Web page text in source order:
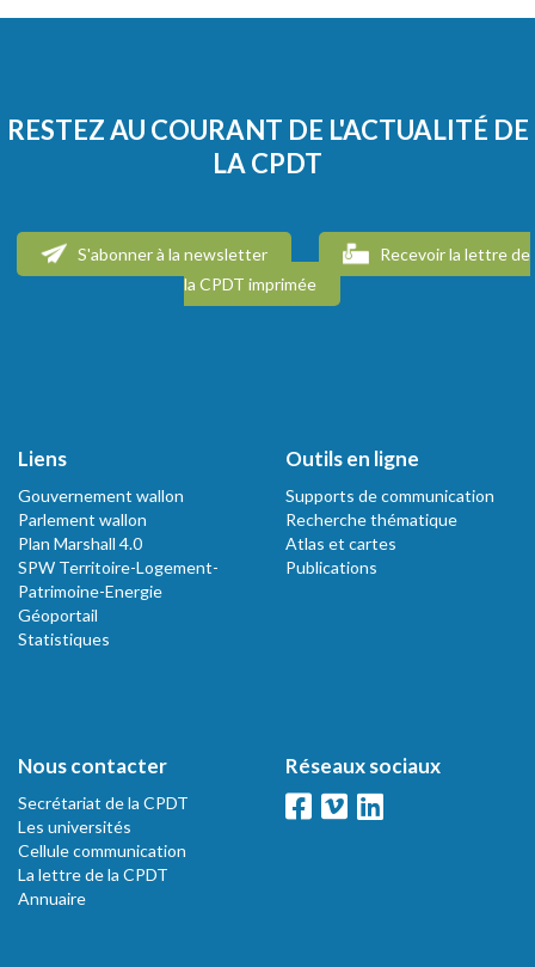
RESTEZ AU COURANT DE L'ACTUALITÉ DE
LA CPDT
S'abonner à la newsletter
Recevoir la lettre de
la CPDT imprimée
Liens
Gouvernement wallon
Parlement wallon
Plan Marshall 4.0
SPW Territoire-Logement-
Patrimoine-Energie
Géoportail
Statistiques
Outils en ligne
Supports de communication
Recherche thématique
Atlas et cartes
Publications
Nous contacter
Secrétariat de la CPDT
Les universités
Cellule communication
La lettre de la CPDT
Annuaire
Réseaux sociaux